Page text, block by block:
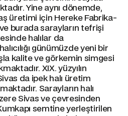
Yine aynı dönemde,
üretimi için Hereke Fabrika-
burada sarayların tefrişi
halılar da
günümüzde yeni bir
kalite ve görkemin simgesi
XIX. yüzyılın
da ipek halı üretim
Sarayların halı
Sivas ve çevresinden
semtine yerleştirilen